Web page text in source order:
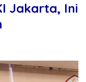
Jakarta, Ini